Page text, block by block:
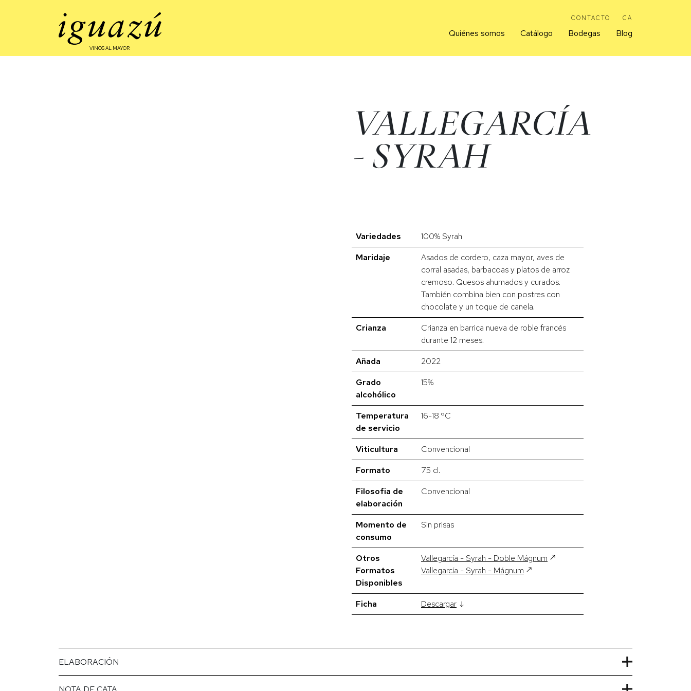
CONTACTO CA
Quiénes somos Catálogo Bodegas Blog
VINOS AL MAYOR
VALLEGARCÍA
- SYRAH
Variedades
100% Syrah
Maridaje
Asados de cordero, caza mayor, aves de
corral asadas, barbacoas y platos de arroz
cremoso. Quesos ahumados y curados.
También combina bien con postres con
chocolate y un toque de canela.
Crianza
Crianza en barrica nueva de roble francés
durante 12 meses.
Añada
2022
Grado
alcohólico
15%
Temperatura
de servicio
16-18 ºC
Viticultura
Convencional
Formato
75 cl.
Filosofia de
elaboración
Convencional
Momento de
consumo
Sin prisas
Otros
Formatos
Disponibles
Vallegarcía - Syrah - Doble Mágnum
Vallegarcía - Syrah - Mágnum
Ficha Descargar
ELABORACIÓN